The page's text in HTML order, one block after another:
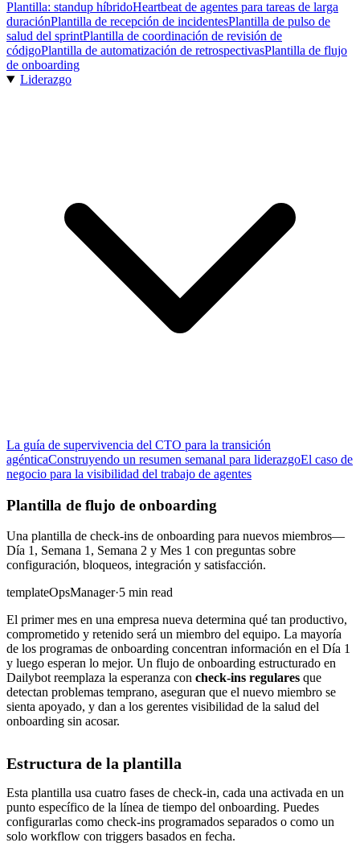
Plantilla: standup híbridoHeartbeat de agentes para tareas de larga
duraciónPlantilla de recepción de incidentesPlantilla de pulso de
salud del sprintPlantilla de coordinación de revisión de
códigoPlantilla de automatización de retrospectivasPlantilla de flujo
de onboarding
Liderazgo
La guía de supervivencia del CTO para la transición
agénticaConstruyendo un resumen semanal para liderazgoEl caso de
negocio para la visibilidad del trabajo de agentes
Plantilla de flujo de onboarding
Una plantilla de check-ins de onboarding para nuevos miembros—
Día 1, Semana 1, Semana 2 y Mes 1 con preguntas sobre
configuración, bloqueos, integración y satisfacción.
templateOpsManager·5 min read
El primer mes en una empresa nueva determina qué tan productivo,
comprometido y retenido será un miembro del equipo. La mayoría
de los programas de onboarding concentran información en el Día 1
y luego esperan lo mejor. Un flujo de onboarding estructurado en
Dailybot reemplaza la esperanza con check-ins regulares que
detectan problemas temprano, aseguran que el nuevo miembro se
sienta apoyado, y dan a los gerentes visibilidad de la salud del
onboarding sin acosar.
Estructura de la plantilla
Esta plantilla usa cuatro fases de check-in, cada una activada en un
punto específico de la línea de tiempo del onboarding. Puedes
configurarlas como check-ins programados separados o como un
solo workflow con triggers basados en fecha.